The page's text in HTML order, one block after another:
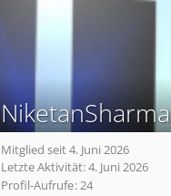
NiketanSharma
Mitglied seit 4. Juni 2026
Letzte Aktivität:4. Juni 2026
Profil-Aufrufe 24